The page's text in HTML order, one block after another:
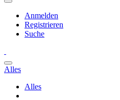
Anmelden
Registrieren
Suche
Alles
Alles